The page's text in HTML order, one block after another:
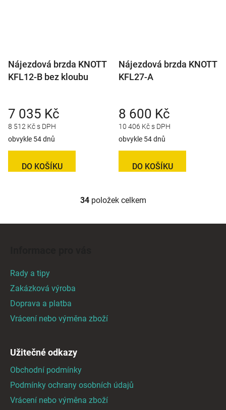
Nájezdová brzda KNOTT
KFL12-B bez kloubu
8 512 Kč s DPH
7 035 Kč
obvykle 54 dnů
DO KOŠÍKU
Nájezdová brzda KNOTT
KFL27-A
10 406 Kč s DPH
8 600 Kč
obvykle 54 dnů
DO KOŠÍKU
O
l
i
34položek celkem
Rady a tipy
Zakázková výroba
Doprava a platba
Vrácení nebo výměna zboží
Užitečné odkazy
Obchodní podmínky
Podmínky ochrany osobních údajů
Vrácení nebo výměna zboží